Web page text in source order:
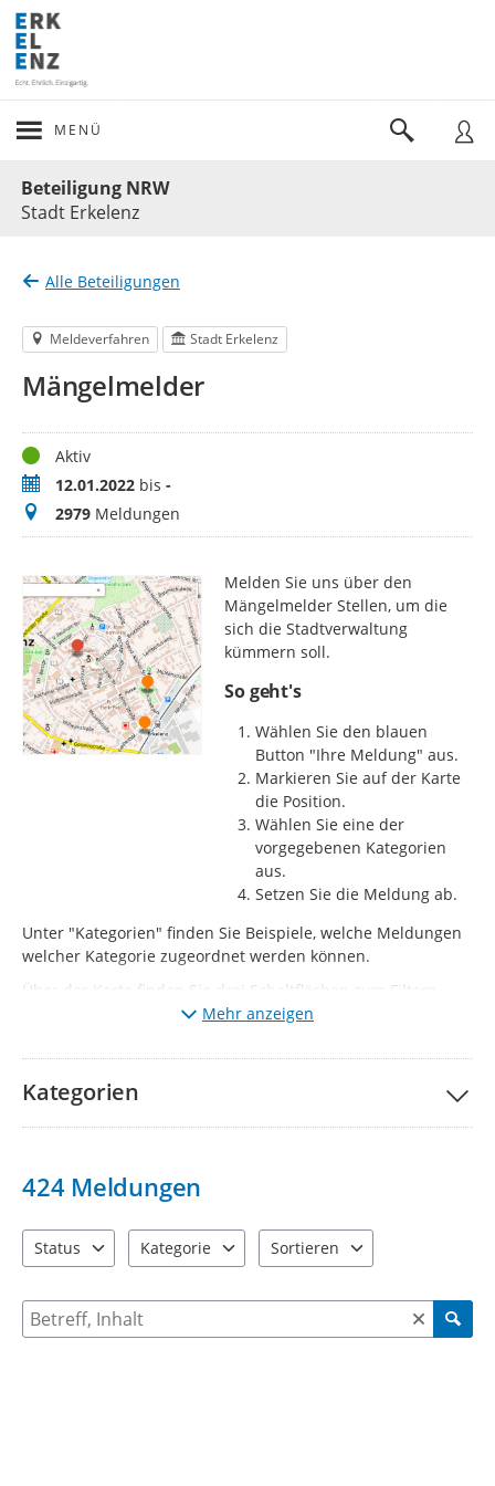
MENÜ
Beteiligung NRW
Stadt Erkelenz
Alle Beteiligungen
Meldeverfahren Stadt Erkelenz
Mängelmelder
StatusAktiv
Zeitraum12.01.2022 bis -
Meldungen
2979 Meldungen
Melden Sie uns über den
Mängelmelder Stellen, um die
sich die Stadtverwaltung
kümmern soll.
So geht's
Wählen Sie den blauen
Button "Ihre Meldung" aus.
Markieren Sie auf der Karte
die Position.
Wählen Sie eine der
vorgegebenen Kategorien
aus.
Setzen Sie die Meldung ab.
Unter "Kategorien" finden Sie Beispiele, welche Meldungen
welcher Kategorie zugeordnet werden können.
Über der Karte finden Sie drei Schaltflächen zum Filtern
vorhandener Meldungen. Standardmäßig werden dort nur
angezeigt. Wenn Sie bereits erledigte Meldungen anzeigen
wollen, wählen Sie bitte die Schaltfläche "Status" aus und
aktivieren dort auch die erledigten Meldungen.
Mehr anzeigen
Kategorien
424 Meldungen
Status
Kategorie
Sortieren
Suche nach Meldungen und Kommentaren